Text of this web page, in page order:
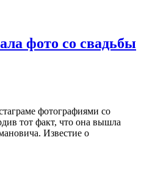
фото со свадьбы
фотографиями со
тот факт, что она вышла
Известие о